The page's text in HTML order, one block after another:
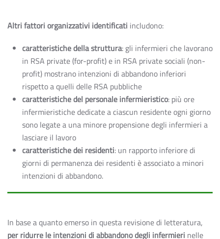
Altri fattori organizzativi identificati includono:
caratteristiche della struttura: gli infermieri che lavorano
in RSA private (for-profit) e in RSA private sociali (non-
profit) mostrano intenzioni di abbandono inferiori
rispetto a quelli delle RSA pubbliche
caratteristiche del personale infermieristico: più ore
infermieristiche dedicate a ciascun residente ogni giorno
sono legate a una minore propensione degli infermieri a
lasciare il lavoro
caratteristiche dei residenti: un rapporto inferiore di
giorni di permanenza dei residenti è associato a minori
intenzioni di abbandono.
In base a quanto emerso in questa revisione di letteratura,
per ridurre le intenzioni di abbandono degli infermieri nelle